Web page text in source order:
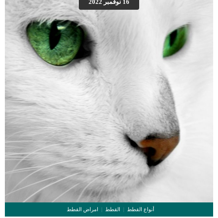
عالية من البكتيريا في الدم بشكل خطير. الاعراض والعلامات المرتبطة بالاشريكية
القولونية عند الكلاب اكتئابجفاف قلة الشهية التقيؤ سرعة دقات القلب ضعف خمول
الإسهال المائي جلد بارد (بسبب انخفاض […]
16 نوفمبر 2022
أنواع القطط القطط امراض القطط